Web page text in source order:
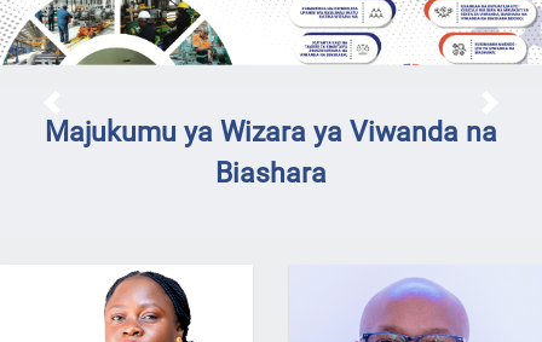
Majukumu ya Wizara ya Viwanda na
Biashara
Previous